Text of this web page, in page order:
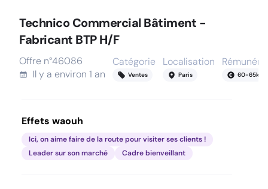
Technico Commercial Bâtiment -
Fabricant BTP H/F
Offre n°46086
Il y a environ 1 an
Catégorie
Ventes
Localisation
Paris 60-65k
Effets waouh
Ici, on aime faire de la route pour visiter ses clients !
Leader sur son marché
Cadre bienveillant